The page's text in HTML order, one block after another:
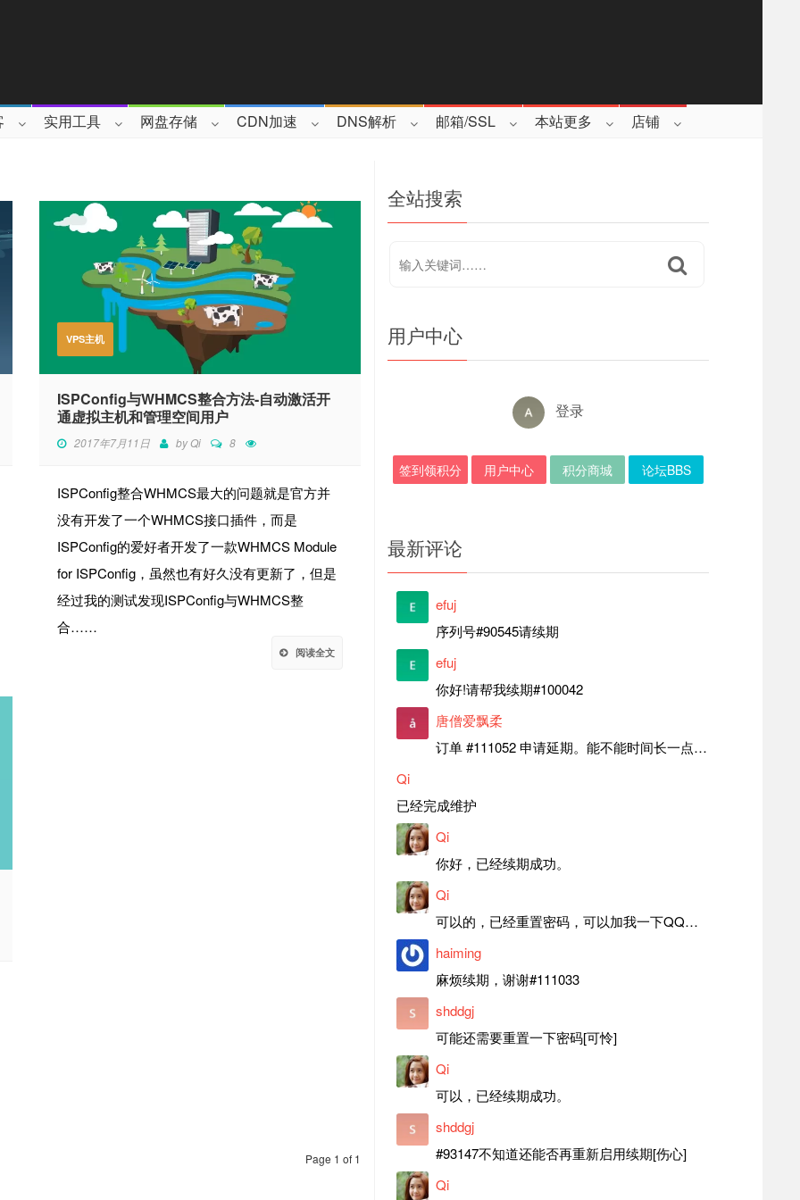
实用工具 网盘存储 CDN加速 DNS解析 邮箱/SSL 本站更多 店铺
VPS主机
ISPConfig与WHMCS整合方法-自动激活开
通虚拟主机和管理空间用户
2017年7月11日 byQi 8
ISPConfig整合WHMCS最大的问题就是官方并
没有开发了一个WHMCS接口插件，而是
ISPConfig的爱好者开发了一款WHMCS Module
for ISPConfig，虽然也有好久没有更新了，但是
经过我的测试发现ISPConfig与WHMCS整
合……
阅读全文
Page 1 of 1
全站搜索
用户中心
登录
签到领积分 用户中心 积分商城 论坛BBS
最新评论
efuj
序列号#90545请续期
efuj
你好!请帮我续期#100042
唐僧爱飘柔
订单 #111052 申请延期。能不能时间长一点，感觉离上次申请好近。
Qi
已经完成维护
Qi
你好，已经续期成功。
Qi
可以的，已经重置密码，可以加我一下QQ，留言后我就发密码给你。
haiming
麻烦续期，谢谢#111033
shddgj
可能还需要重置一下密码[可怜]
Qi
可以，已经续期成功。
shddgj
#93147不知道还能否再重新启用续期[伤心]
Qi